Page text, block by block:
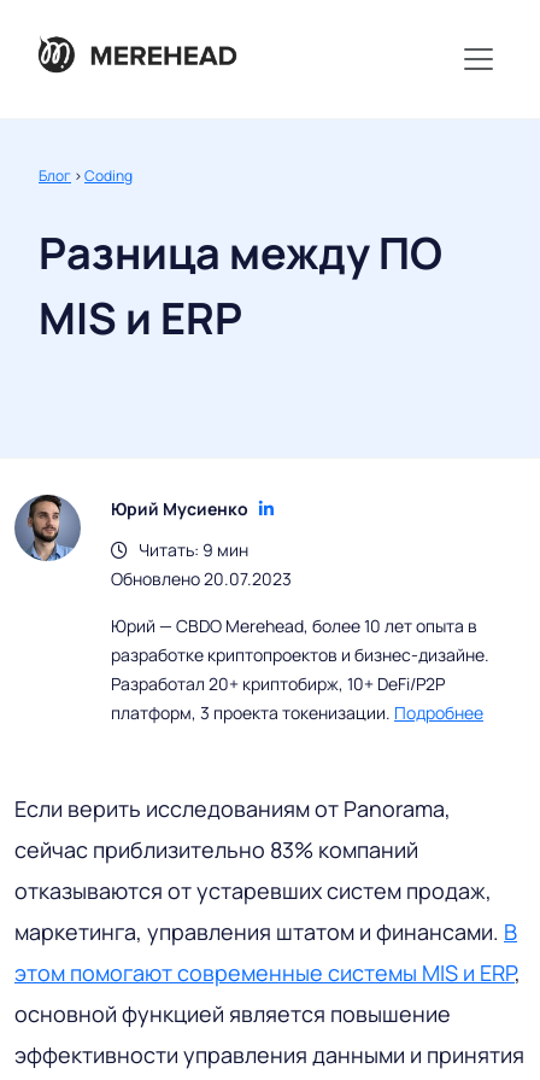
Блог >Coding
Разница между ПО
MIS и ERP
Юрий Мусиенко
Читать: 9 мин
Обновлено 20.07.2023
Юрий — CBDO Merehead, более 10 лет опыта в
разработке криптопроектов и бизнес-дизайне.
Разработал 20+ криптобирж, 10+ DeFi/P2P
платформ, 3 проекта токенизации. Подробнее
Если верить исследованиям от Panorama,
сейчас приблизительно 83% компаний
отказываются от устаревших систем продаж,
маркетинга, управления штатом и финансами. В
этом помогают современные системы MIS и ERP,
основной функцией является повышение
эффективности управления данными и принятия